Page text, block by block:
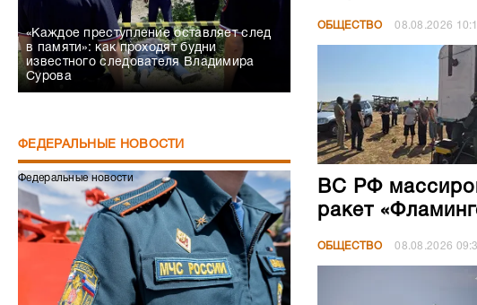
«Каждое преступление оставляет след
в памяти»: как проходят будни
известного следователя Владимира
Сурова
ФЕДЕРАЛЬНЫЕ НОВОСТИ
Федеральные новости
ОБЩЕСТВО 08.08.2026
ВС РФ
ракет
ОБЩЕСТВО 08.08.2026